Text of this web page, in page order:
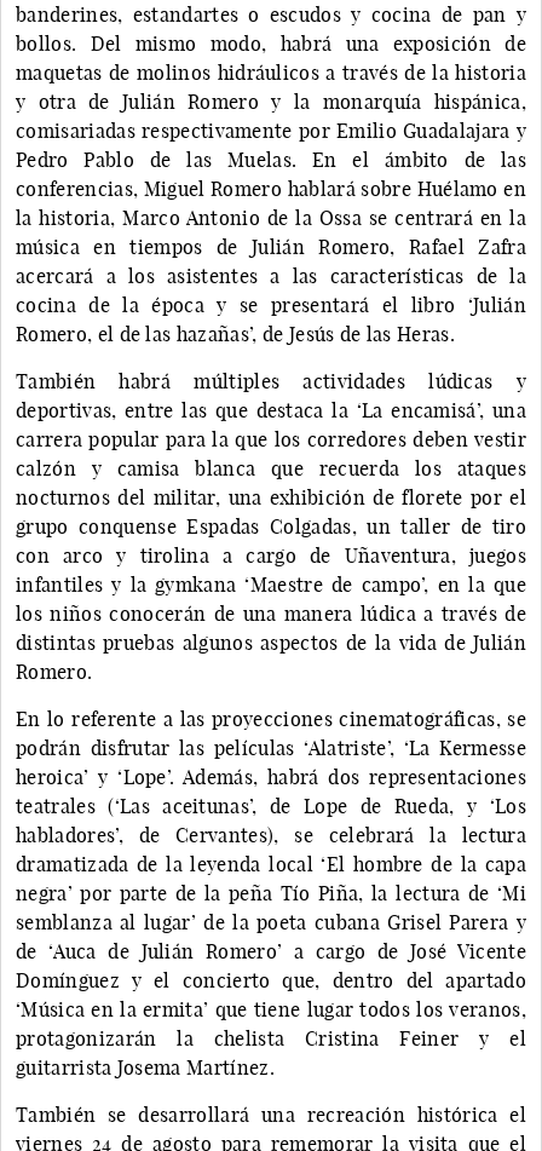
banderines, estandartes o escudos y cocina de pan y
bollos. Del mismo modo, habrá una exposición de
maquetas de molinos hidráulicos a través de la historia
y otra de Julián Romero y la monarquía hispánica,
comisariadas respectivamente por Emilio Guadalajara y
Pedro Pablo de las Muelas. En el ámbito de las
conferencias, Miguel Romero hablará sobre Huélamo en
la historia, Marco Antonio de la Ossa se centrará en la
música en tiempos de Julián Romero, Rafael Zafra
acercará a los asistentes a las características de la
cocina de la época y se presentará el libro ‘Julián
Romero, el de las hazañas’, de Jesús de las Heras.
También habrá múltiples actividades lúdicas y
deportivas, entre las que destaca la ‘La encamisá’, una
carrera popular para la que los corredores deben vestir
calzón y camisa blanca que recuerda los ataques
nocturnos del militar, una exhibición de florete por el
grupo conquense Espadas Colgadas, un taller de tiro
con arco y tirolina a cargo de Uñaventura, juegos
infantiles y la gymkana ‘Maestre de campo’, en la que
los niños conocerán de una manera lúdica a través de
distintas pruebas algunos aspectos de la vida de Julián
Romero.
En lo referente a las proyecciones cinematográficas, se
podrán disfrutar las películas ‘Alatriste’, ‘La Kermesse
heroica’ y ‘Lope’. Además, habrá dos representaciones
teatrales (‘Las aceitunas’, de Lope de Rueda, y ‘Los
habladores’, de Cervantes), se celebrará la lectura
dramatizada de la leyenda local ‘El hombre de la capa
negra’ por parte de la peña Tío Piña, la lectura de ‘Mi
semblanza al lugar’ de la poeta cubana Grisel Parera y
de ‘Auca de Julián Romero’ a cargo de José Vicente
Domínguez y el concierto que, dentro del apartado
‘Música en la ermita’ que tiene lugar todos los veranos,
protagonizarán la chelista Cristina Feiner y el
guitarrista Josema Martínez.
También se desarrollará una recreación histórica el
viernes 24 de agosto para rememorar la visita que el